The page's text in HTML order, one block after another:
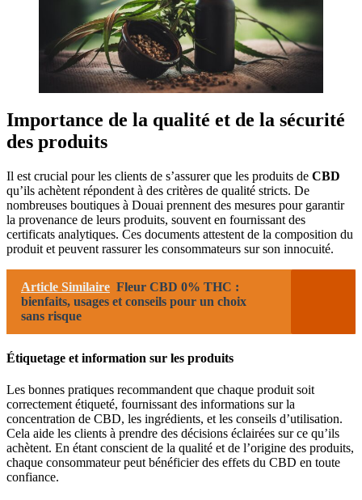
Importance de la qualité et de la sécurité
des produits
Il est crucial pour les clients de s’assurer que les produits de CBD
qu’ils achètent répondent à des critères de qualité stricts. De
nombreuses boutiques à Douai prennent des mesures pour garantir
la provenance de leurs produits, souvent en fournissant des
certificats analytiques. Ces documents attestent de la composition du
produit et peuvent rassurer les consommateurs sur son innocuité.
Article Similaire Fleur CBD 0% THC :
bienfaits, usages et conseils pour un choix
sans risque
Étiquetage et information sur les produits
Les bonnes pratiques recommandent que chaque produit soit
correctement étiqueté, fournissant des informations sur la
concentration de CBD, les ingrédients, et les conseils d’utilisation.
Cela aide les clients à prendre des décisions éclairées sur ce qu’ils
achètent. En étant conscient de la qualité et de l’origine des produits,
chaque consommateur peut bénéficier des effets du CBD en toute
confiance.